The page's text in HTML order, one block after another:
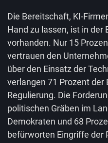
Die Bereitschaft, KI-
Hand zu lassen, ist in der
vorhanden. Nur 15
vertrauen den
über den Einsatz der
verlangen 71 Prozent
Regulierung. Die
politischen Gräben im
Demokraten und 68
befürworten Eingriffe der